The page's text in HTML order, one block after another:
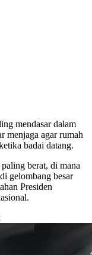
mendasar dalam
menjaga agar rumah
badai datang.
berat, di mana
gelombang besar
Presiden